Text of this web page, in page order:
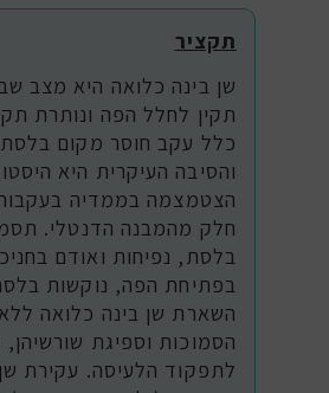
תקציר
שן בינה כלואה היא מצב
תקין לחלל הפה ונותרת
כלל עקב חוסר מקום בלסת
והסיבה העיקרית היא
הצטמצמה בממדיה בעקבות
חלק מהמבנה הדנטלי.
בלסת, נפיחות ואודם
בפתיחת הפה, נוקשות
השארת שן בינה כלואה ללא
הסמוכות וספיגת
לתפקוד הלעיסה. עקירת